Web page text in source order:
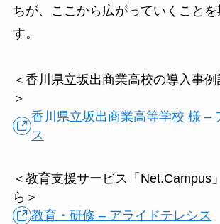
ちが、ここから広がっていくことを
す。
＜香川県立坂出商業高校の導入事
＞
香川県立坂出商業高等学校 様 –
ス
＜教育支援サービス「Net.Campus
ら＞
教育・研修 – アライドテレシス